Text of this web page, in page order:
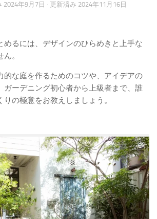
2024年9月7日 · 更新済み 2024年11月16日
めるには、デザインのひらめきと上手な
。
的な庭を作るためのコツや、アイデアの
ガーデニング初心者から上級者まで、誰
りの極意をお教えしましょう。